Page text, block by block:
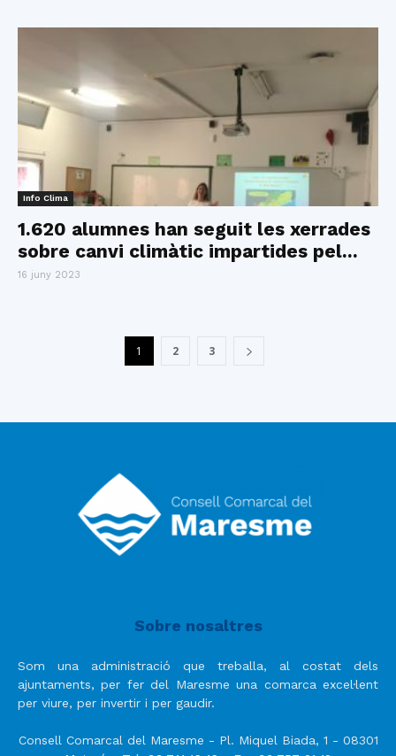
Info Clima
1.620 alumnes han seguit les xerrades
sobre canvi climàtic impartides pel...
16 juny 2023
1 2 3
Sobre nosaltres
Som una administració que treballa, al costat dels
ajuntaments, per fer del Maresme una comarca excel·lent
per viure, per invertir i per gaudir.
Consell Comarcal del Maresme - Pl. Miquel Biada, 1 - 08301